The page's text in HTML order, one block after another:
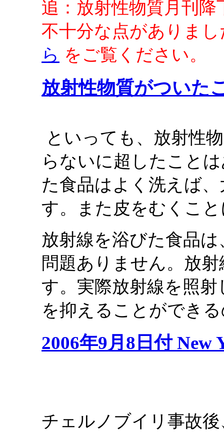
追：放射性物質月刊
不十分な点がありま
ら をご覧ください。
放射性物質がついた
といっても、放射性
らないに超したこと
た食品はよく洗えば
す。また皮をむくこ
放射線を浴びた食品
問題ありません。放
す。実際放射線を照
を抑えることができ
2006年9月8日付 New
チェルノブイリ事故